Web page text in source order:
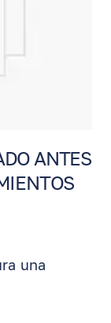
ANTES
una